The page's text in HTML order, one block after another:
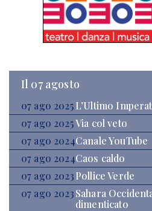
Il 07 agosto
07 ago 2025 L’Ultimo
07 ago 2025Via col veto
07 ago 2024Canale YouTube
07 ago 2024Caos caldo
07 ago 2023Pollice Verde
07 ago 2023Sahara
dimenticato